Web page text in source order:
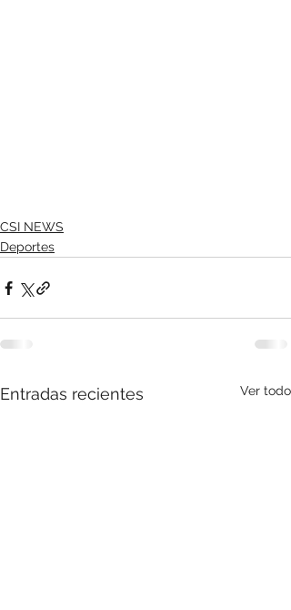
CSI NEWS
Deportes
Entradas recientes Ver todo